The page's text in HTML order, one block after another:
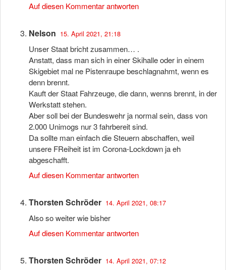
Auf diesen Kommentar antworten
Nelson 15. April 2021, 21:18
Unser Staat bricht zusammen… .
Anstatt, dass man sich in einer Skihalle oder in einem
Skigebiet mal ne Pistenraupe beschlagnahmt, wenn es
denn brennt.
Kauft der Staat Fahrzeuge, die dann, wenns brennt, in der
Werkstatt stehen.
Aber soll bei der Bundeswehr ja normal sein, dass von
2.000 Unimogs nur 3 fahrbereit sind.
Da sollte man einfach die Steuern abschaffen, weil
unsere FReiheit ist im Corona-Lockdown ja eh
abgeschafft.
Auf diesen Kommentar antworten
Thorsten Schröder 14. April 2021, 08:17
Also so weiter wie bisher
Auf diesen Kommentar antworten
Thorsten Schröder 14. April 2021, 07:12